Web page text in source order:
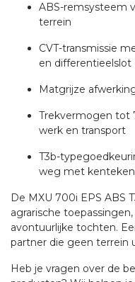
ABS-remsysteem
terrein
CVT-transmissie
en differentieelslot
Matgrijze
Trekvermogen tot
werk en transport
T3b-
weg met kenteken
De MXU 700i EPS ABS
agrarische
avontuurlijke tochten.
partner die geen terrein
Heb je vragen over de